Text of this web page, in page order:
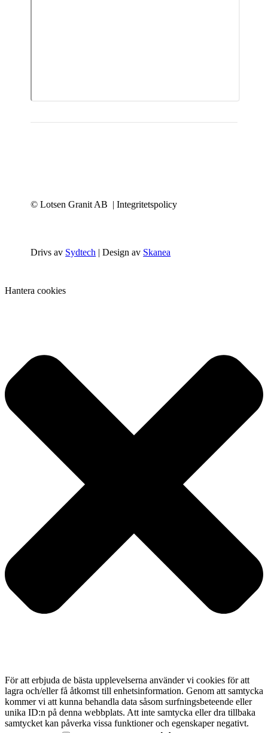
© Lotsen Granit AB | Integritetspolicy
Drivs av Sydtech | Design av Skanea
Hantera cookies
För att erbjuda de bästa upplevelserna använder vi cookies för att
lagra och/eller få åtkomst till enhetsinformation. Genom att samtycka
kommer vi att kunna behandla data såsom surfningsbeteende eller
unika ID:n på denna webbplats. Att inte samtycka eller dra tillbaka
samtycket kan påverka vissa funktioner och egenskaper negativt.